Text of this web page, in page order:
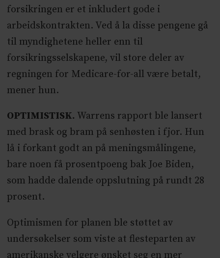
forsikringen er et inkludert gode i
arbeidskontrakten. Ved å la disse pengene gå
til myndighetene heller enn til
forsikringsselskapene, vil store deler av
regningen for Medicare-for-all være betalt,
mener hun.
OPTIMISTISK. Warrens rapport ble lansert
med brask og bram på senhøsten i fjor. Hun
lå i forkant godt an på meningsmålingene,
bare noen få prosentpoeng bak Joe Biden,
som hadde dalende oppslutning på rundt 28
prosent.
Optimismen for planen ble støttet av
undersøkelser som viste at flesteparten av
amerikanske velgere ønsket seg en mer